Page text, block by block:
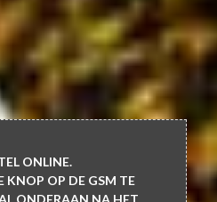
ONLINE.
KNOP OP DE GSM TE
ONDERAAN NA HET